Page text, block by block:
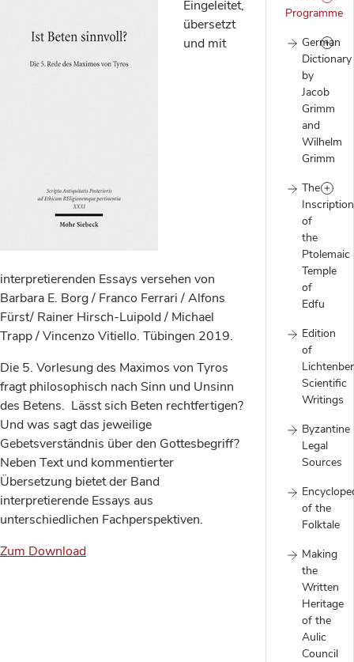
Programme
German
Dictionary
by
Jacob
Grimm
and
Wilhelm
Grimm
The
of
the
Ptolemaic
Temple
of
Edfu
Edition
of
Scientific
Writings
Byzantine
Legal
Sources
of the
Folktale
Making
the
Written
Heritage
of the
Aulic
Council
Eingeleitet,
übersetzt
und mit
interpretierenden Essays versehen von
Barbara E. Borg / Franco Ferrari / Alfons
Fürst/ Rainer Hirsch-Luipold / Michael
Trapp / Vincenzo Vitiello. Tübingen 2019.
Die 5. Vorlesung des Maximos von Tyros
fragt philosophisch nach Sinn und Unsinn
des Betens. Lässt sich Beten rechtfertigen?
Und was sagt das jeweilige
Gebetsverständnis über den Gottesbegriff?
Neben Text und kommentierter
Übersetzung bietet der Band
interpretierende Essays aus
unterschiedlichen Fachperspektiven.
Zum Download